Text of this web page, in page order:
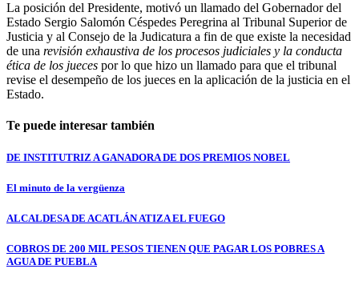
La posición del Presidente, motivó un llamado del Gobernador del
Estado Sergio Salomón Céspedes Peregrina al Tribunal Superior de
Justicia y al Consejo de la Judicatura a fin de que existe la necesidad
de una revisión exhaustiva de los procesos judiciales y la conducta
ética de los jueces por lo que hizo un llamado para que el tribunal
revise el desempeño de los jueces en la aplicación de la justicia en el
Estado.
Te puede interesar también
DE INSTITUTRIZ A GANADORA DE DOS PREMIOS NOBEL
El minuto de la vergüenza
ALCALDESA DE ACATLÁN ATIZA EL FUEGO
COBROS DE 200 MIL PESOS TIENEN QUE PAGAR LOS POBRES A
AGUA DE PUEBLA